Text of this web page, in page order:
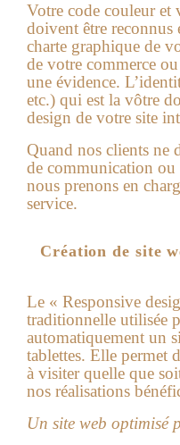
Votre code couleur et
doivent être reconnus
charte graphique de
de votre commerce
une évidence.
etc.) qui est la vôtre
design de votre site
Quand nos clients ne
de communication ou
nous prenons en
service.
Création de site
Le « Responsive
traditionnelle utilisée
automatiquement un
tablettes. Elle permet
à visiter quelle que
nos réalisations
Un site web optimisé